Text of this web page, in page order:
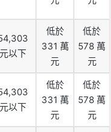
元以下
低於
331 萬
元
低於
578 萬
元
元以下
低於
331 萬
元
低於
578 萬
元